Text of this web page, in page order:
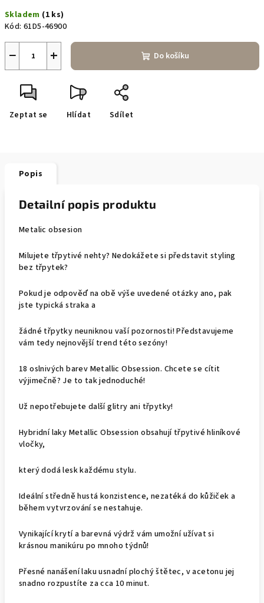
cena:
Skladem (1 ks)
Kód: 61D5-46900
+
− Do košíku
Zeptat se Hlídat Sdílet
Popis
Detailní popis produktu
Metalic obsesion
Milujete třpytivé nehty? Nedokážete si představit styling
bez třpytek?
Pokud je odpověď na obě výše uvedené otázky ano, pak
jste typická straka a
žádné třpytky neuniknou vaší pozornosti! Představujeme
vám tedy nejnovější trend této sezóny!
18 oslnivých barev Metallic Obsession. Chcete se cítit
výjimečně? Je to tak jednoduché!
Už nepotřebujete další glitry ani třpytky!
Hybridní laky Metallic Obsession obsahují třpytivé hliníkové
vločky,
který dodá lesk každému stylu.
Ideální středně hustá konzistence, nezatéká do kůžiček a
během vytvrzování se nestahuje.
Vynikající krytí a barevná výdrž vám umožní užívat si
krásnou manikúru po mnoho týdnů!
Přesné nanášení laku usnadní plochý štětec, v acetonu jej
snadno rozpustíte za cca 10 minut.